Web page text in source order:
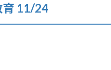
育 11/24